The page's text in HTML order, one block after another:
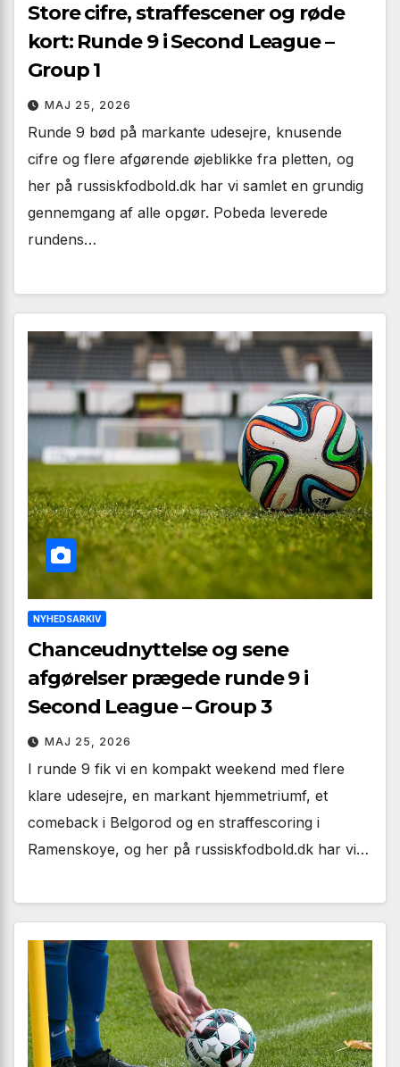
Store cifre, straffescener og røde
kort: Runde 9 i Second League –
Group 1
MAJ 25, 2026
Runde 9 bød på markante udesejre, knusende
cifre og flere afgørende øjeblikke fra pletten, og
her på russiskfodbold.dk har vi samlet en grundig
gennemgang af alle opgør. Pobeda leverede
rundens…
NYHEDSARKIV
Chanceudnyttelse og sene
afgørelser prægede runde 9 i
Second League – Group 3
MAJ 25, 2026
I runde 9 fik vi en kompakt weekend med flere
klare udesejre, en markant hjemmetriumf, et
comeback i Belgorod og en straffescoring i
Ramenskoye, og her på russiskfodbold.dk har vi…